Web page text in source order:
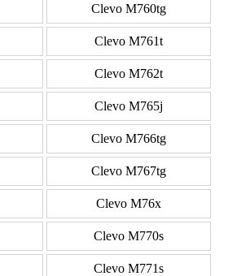
Clevo M760tg
Clevo M761t
Clevo M762t
Clevo M765j
Clevo M766tg
Clevo M767tg
Clevo M76x
Clevo M770s
Clevo M771s